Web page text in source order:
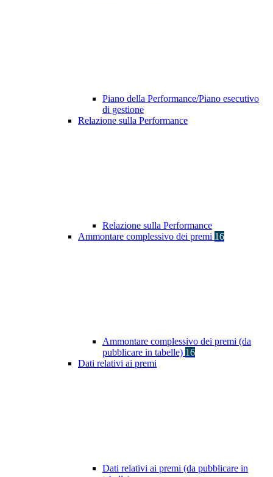
Piano della Performance/Piano esecutivo
di gestione
Relazione sulla Performance
Relazione sulla Performance
Ammontare complessivo dei premi 16
Ammontare complessivo dei premi (da
pubblicare in tabelle) 16
Dati relativi ai premi
Dati relativi ai premi (da pubblicare in